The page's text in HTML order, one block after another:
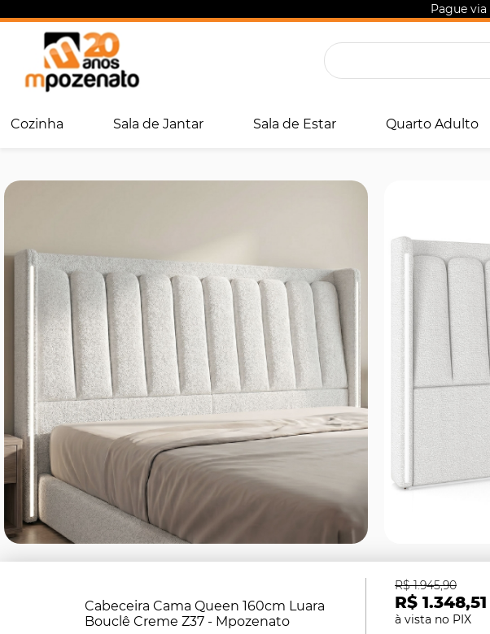
Pague via
Cozinha Sala de Jantar Sala de Estar Quarto Adulto
Cabeceira Cama Queen 160cm Luara
Bouclê Creme Z37 - Mpozenato
R$ 1.348,51
R$ 1.945,90